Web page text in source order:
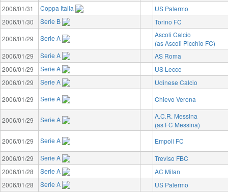
2006/01/31
Coppa Italia
US Palermo
2006/01/30
Serie B
Torino FC
2006/01/29
Serie A
Ascoli Calcio
(as Ascoli Picchio FC)
2006/01/29
Serie A
AS Roma
2006/01/29
Serie A
US Lecce
2006/01/29
Serie A
Udinese Calcio
2006/01/29
Serie A Chievo Verona
2006/01/29 Serie A
A.C.R. Messina
(as FC Messina)
2006/01/29
Serie A
Empoli FC
2006/01/29
Serie A
Treviso FBC
2006/01/28
Serie A
AC Milan
2006/01/28
Serie A
US Palermo